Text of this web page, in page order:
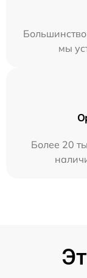
мы
Более 20